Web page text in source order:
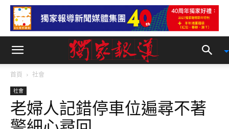
首頁 社會
社會
老婦人記錯停車位遍尋不著